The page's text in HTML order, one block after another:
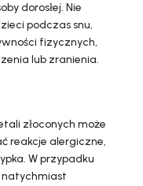
dorosłej. Nie
podczas snu,
fizycznych,
lub zranienia.
złoconych może
reakcje alergiczne,
W przypadku